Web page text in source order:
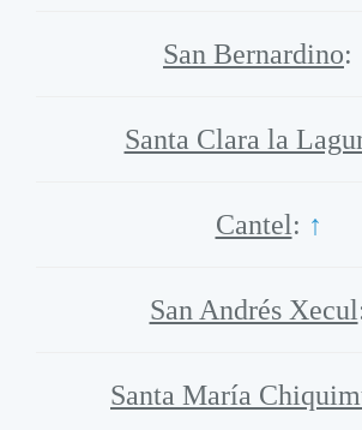
San Bernardino:
Santa Clara la
Cantel: ↑
San Andrés Xecul
Santa María